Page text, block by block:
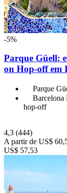
-5%
Parque Güell:
on Hop-off em
Parque
Barcelona
hop-off
4,3 (444)
A partir de US$
US$ 57,53